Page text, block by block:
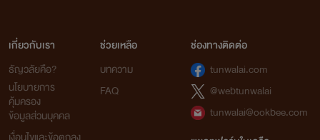
เกี่ยวกับเรา
ธัญวลัยคือ?
นโยบายการ
คุ้มครอง
ข้อมูลส่วนบุคคล
ช่วยเหลือ
บทความ
FAQ
ช่องทางติดต่อ
tunwalai.com
@webtunwalai
tunwalai@ookbee.com